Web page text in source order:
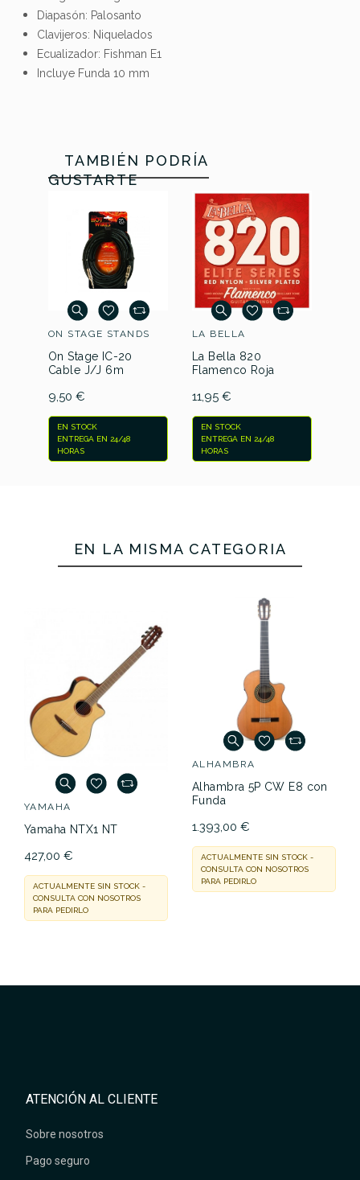
Diapasón: Palosanto
Clavijeros: Niquelados
Ecualizador: Fishman E1
Incluye Funda 10 mm
Color
Cutaway Sí
Electrificada
TAMBIÉN PODRÍA
GUSTARTE
ON STAGE STANDS
On Stage IC-20
Cable J/J 6m
9,50 €
EN STOCK
ENTREGA EN 24/48
HORAS
LA BELLA
La Bella 820
Flamenco Roja
11,95 €
EN STOCK
ENTREGA EN 24/48
HORAS
Alhambra 3F CW-E1
6
Diestro
Sí
Sí
EN LA MISMA CATEGORÍA
YAMAHA
Yamaha NTX1 NT
427,00 €
ACTUALMENTE SIN STOCK -
CONSULTA CON NOSOTROS
PARA PEDIRLO
ALHAMBRA
Alhambra 5P CW E8 con
Funda
1.393,00 €
ACTUALMENTE SIN STOCK -
CONSULTA CON NOSOTROS
PARA PEDIRLO
ATENCIÓN AL CLIENTE
Sobre nosotros
Pago seguro